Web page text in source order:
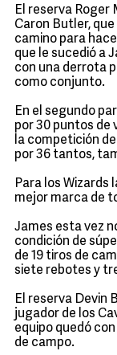
El reserva Roger
Caron Butler,
camino para
que le sucedió a
con una derrota
como conjunto.
En el segundo
por 30 puntos de
la competición
por 36 tantos,
Para los Wizards
mejor marca de
James esta vez
condición de
de 19 tiros de
siete rebotes y
El reserva Devin
jugador de los
equipo quedó
de campo.